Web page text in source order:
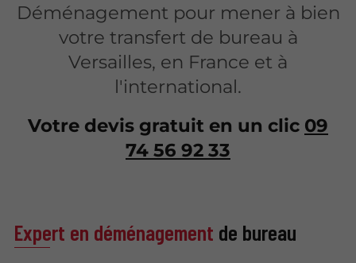
Déménagement pour mener à bien
votre transfert de bureau à
Versailles, en France et à
l'international.
Votre devis gratuit en un clic 09
74 56 92 33
Expert en déménagement de bureau